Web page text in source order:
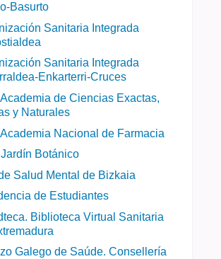
Basurto
Sanitaria Integrada
Sanitaria Integrada
Enkarterri-Cruces
de Ciencias Exactas,
y Naturales
Nacional de Farmacia
Botánico
Salud Mental de Bizkaia
de Estudiantes
Biblioteca Virtual Sanitaria
Galego de Saúde. Consellería